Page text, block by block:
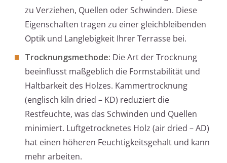
zu Verziehen, Quellen oder Schwinden. Diese
Eigenschaften tragen zu einer gleichbleibenden
Optik und Langlebigkeit Ihrer Terrasse bei.
Trocknungsmethode: Die Art der Trocknung
beeinflusst maßgeblich die Formstabilität und
Haltbarkeit des Holzes. Kammertrocknung
(englisch kiln dried – KD) reduziert die
Restfeuchte, was das Schwinden und Quellen
minimiert. Luftgetrocknetes Holz (air dried – AD)
hat einen höheren Feuchtigkeitsgehalt und kann
mehr arbeiten.